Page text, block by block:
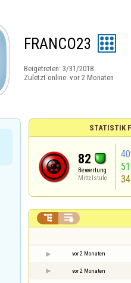
FRANCO23
Beigetreten: 3/31/2018
Zuletzt online: vor 2 Monaten
STATISTIK
82
Bewertung
Mittelstufe
34
 
vor 2 Monaten
vor 2 Monaten